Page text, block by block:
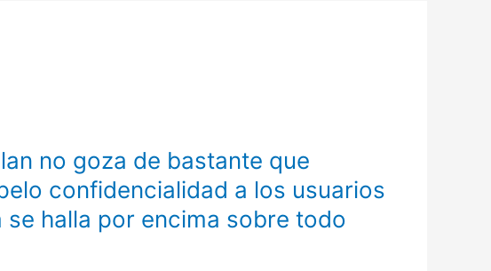
no goza de bastante que
confidencialidad a los usuarios
halla por encima sobre todo